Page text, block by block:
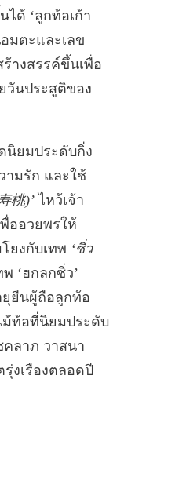
ด้ ‘ลูกท้อเก้า
มตะและเลข
างสรรค์ขึ้นเพื่อ
วันประสูติของ
นิยมประดับกิ่ง
ามรัก และใช้
桃)’ไหว้เจ้า
ออวยพรให้
ยงกับเทพ ‘ซิ่ว
‘ฮกลกซิ่ว’
ยืนผู้ถือลูกท้อ
ม้ท้อที่นิยมประดับ
ลาภ วาสนา
งเรืองตลอดปี